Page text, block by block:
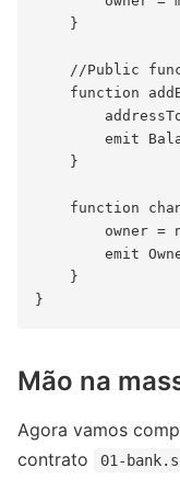
    }
//Public
function
emit
    }
function
owner =
emit
    }
Mão na
Agora vamos
contrato
01-